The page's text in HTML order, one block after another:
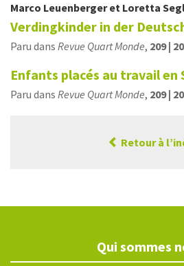
Marco Leuenbergeret Loretta
Verdingkinder in der
Paru dans Revue Quart Monde, 209 |
Enfants placés au travail en
Paru dans Revue Quart Monde, 209 |
Retour à
Qui sommes